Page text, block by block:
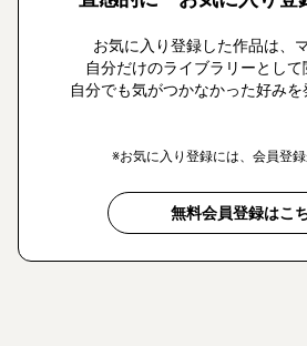
お気に入り登録した作品は、
自分だけのライブラリーとして
自分でも気がつかなかった好みを
※お気に入り登録には、会員登録
無料会員登録はこ